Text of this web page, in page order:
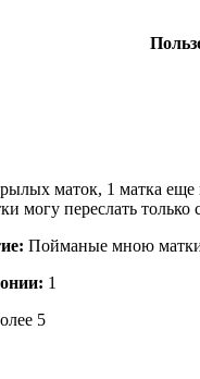
маток, 1 матка еще
могу переслать только
Пойманые мною
1
5